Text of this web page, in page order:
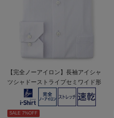
【完全ノーアイロン】長袖アイシャ
ツシャドーストライプセミワイド形
態安定ストレッチ吸汗速乾ワイシャ
ツ通年
SALE 7%OFF